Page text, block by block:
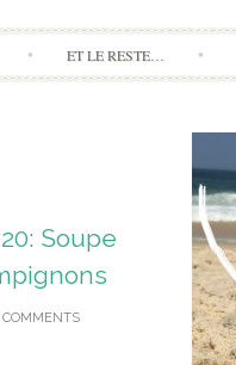
ET LE RESTE…
Soupe